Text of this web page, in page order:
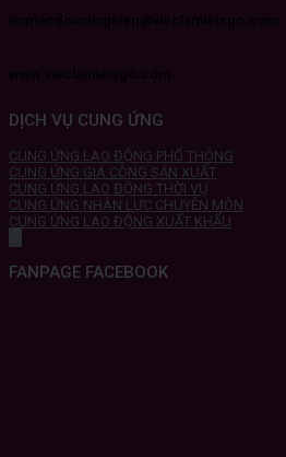
DỊCH VỤ CUNG ỨNG
CUNG ỨNG LAO ĐỘNG PHỔ THÔNG
CUNG ỨNG GIA CÔNG SẢN XUẤT
CUNG ỨNG LAO ĐỘNG THỜI VỤ
CUNG ỨNG NHÂN LỰC CHUYÊN MÔN
CUNG ỨNG LAO ĐỘNG XUẤT KHẨU
FANPAGE FACEBOOK